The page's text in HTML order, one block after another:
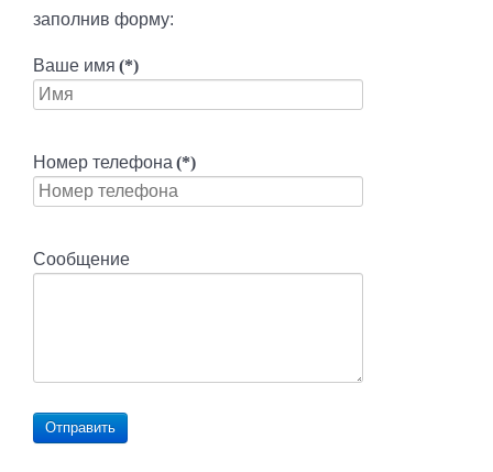
заполнив форму:
Ваше имя (*)
Номер телефона (*)
Сообщение
Отправить